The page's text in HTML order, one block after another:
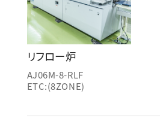
リフロー炉
AJ06M-8-RLF
ETC:(8ZONE)